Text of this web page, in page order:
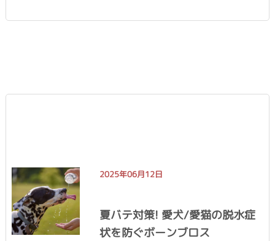
2025年06月12日
夏バテ対策! 愛犬/愛猫の脱水症
状を防ぐボーンブロス